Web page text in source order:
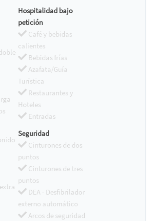
Hospitalidad bajo
petición
Café y bebidas
calientes
Bebidas frías
Azafata/Guía
Turística
Restaurantes y
Hoteles
Entradas
Seguridad
Cinturones de dos
puntos
Cinturones de tres
puntos
DEA - Desfibrilador
externo automático
Arcos de seguridad